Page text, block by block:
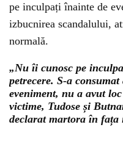
pe inculpați înainte de
izbucnirea scandalului,
normală.
„Nu îi cunosc pe
petrecere. S-a
eveniment, nu a avut
victime, Tudose și
declarat martora în fața